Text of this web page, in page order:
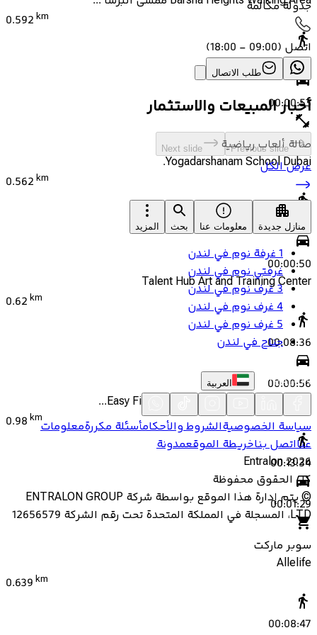
0.592 km
00:08:10
00:00:53
صالة ألعاب رياضية
Yogadarshanam School Dubai.
0.562 km
00:07:44
00:00:50
Talent Hub Art and Training Center
0.62 km
00:08:36
00:00:56
Easy Fit EMS Training Barsha Heights (Te...
0.98 km
00:13:34
00:01:29
سوبر ماركت
Allelife
0.639 km
00:08:47
جدولة مكالمة
اتصل (
09:00 - 18:00
)
طلب الاتصال
أخبار المبيعات والاستثمار
Previous slide
Next slide
عرض الكل
منازل جديدة معلومات عنا بحث المزيد
1 غرفة نوم في لندن
غرفتي نوم في لندن
3 غرف نوم في لندن
4 غرف نوم في لندن
5 غرف نوم في لندن
جناح في لندن
العربية
سياسة الخصوصيةالشروط والأحكامأسئلة مكررةمعلومات
عنااتصل بناخريطة الموقعمدونة
2026
Entralon
كل الحقوق محفوظة
©
يتم إدارة هذا الموقع بواسطة شركة ENTRALON GROUP
LTD، المسجلة في المملكة المتحدة تحت رقم الشركة 12656579